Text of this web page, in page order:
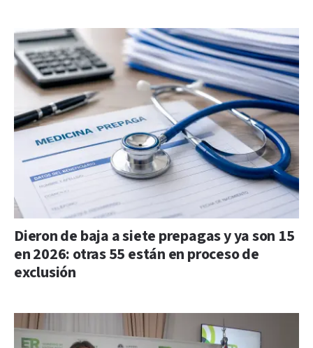
Dieron de baja a siete prepagas y ya son 15
en 2026: otras 55 están en proceso de
exclusión